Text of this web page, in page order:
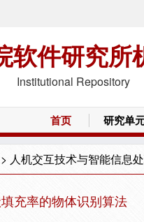
软件研究所
Institutional Repository
首页 研究单
> 人机交互技术与智能信息
充率的物体识别算法